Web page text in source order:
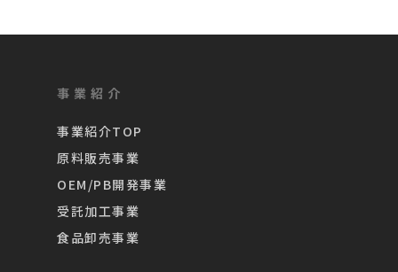
事業紹介
事業紹介TOP
原料販売事業
OEM/PB開発事業
受託加工事業
食品卸売事業